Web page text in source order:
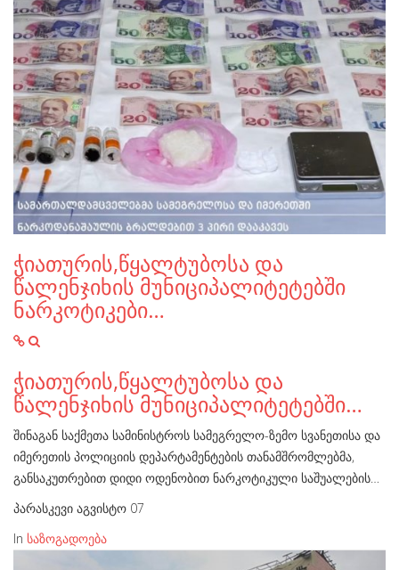
ჭიათურის,წყალტუბოსა და
წალენჯიხის მუნიციპალიტეტებში
ნარკოტიკები…
ჭიათურის,წყალტუბოსა და
წალენჯიხის მუნიციპალიტეტებში…
შინაგან საქმეთა სამინისტროს სამეგრელო-ზემო სვანეთისა და
იმერეთის პოლიციის დეპარტამენტების თანამშრომლებმა,
განსაკუთრებით დიდი ოდენობით ნარკოტიკული საშუალების…
პარასკევი აგვისტო 07
In საზოგადოება